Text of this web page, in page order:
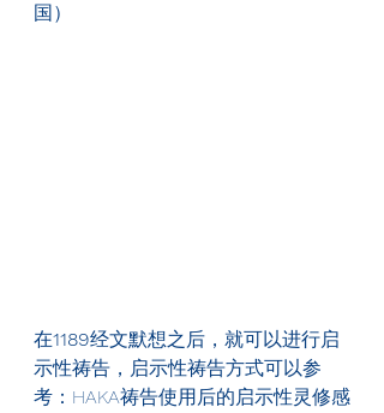
国）
在1189经文默想之后，就可以进行启
示性祷告，启示性祷告方式可以参
考：HAKA祷告使用后的启示性灵修感